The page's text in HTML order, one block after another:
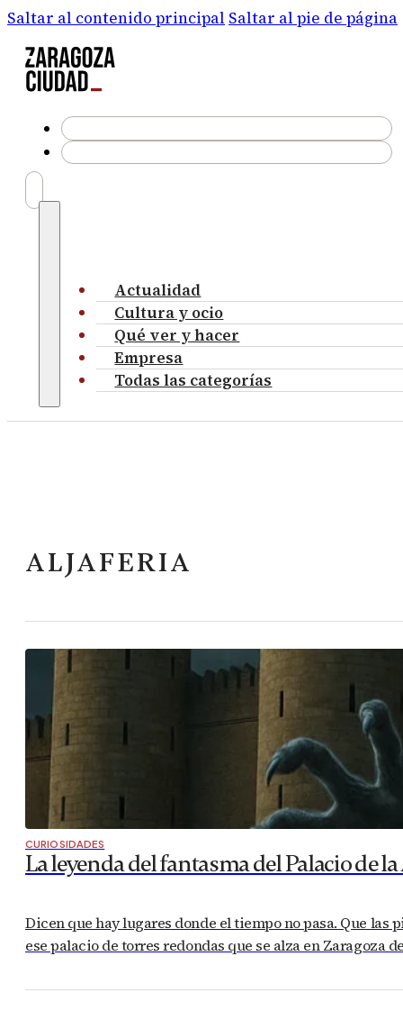
Saltar al contenido principal Saltar al pie de página
Actualidad
Cultura y ocio
Qué ver y hacer
Empresa
Todas las categorías
ALJAFERIA
CURIOSIDADES
La leyenda del fantasma del Palacio de
Dicen que hay lugares donde el tiempo no pasa. Que las
ese palacio de torres redondas que se alza en Zaragoza